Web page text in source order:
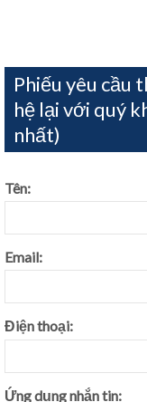
Phiếu yêu cầu
hệ lại với quý
nhất)
Tên:
Email:
Điện thoại:
Ứng dụng nhắn tin: